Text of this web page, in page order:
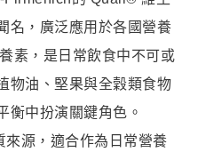
名，廣泛應用於各國營養
素，是日常飲食中不可或
物油、堅果與全穀類食物
衡中扮演關鍵角色。
源，適合作為日常營養